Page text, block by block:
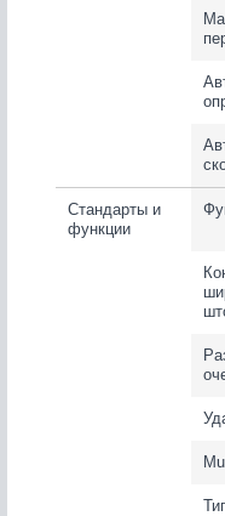
Стандарты и
функции